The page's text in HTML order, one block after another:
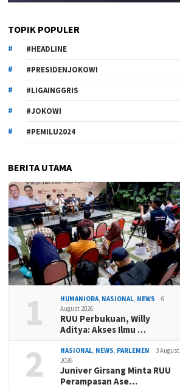
TOPIK POPULER
#HEADLINE
#PRESIDENJOKOWI
#LIGAINGGRIS
#JOKOWI
#PEMILU2024
BERITA UTAMA
1 HUMANIORA, NASIONAL, NEWS
6
August 2026
RUU Perbukuan, Willy
Aditya: Akses Ilmu …
2 NASIONAL, NEWS, PARLEMEN
3 August
2026
Juniver Girsang Minta RUU
Perampasan Ase…